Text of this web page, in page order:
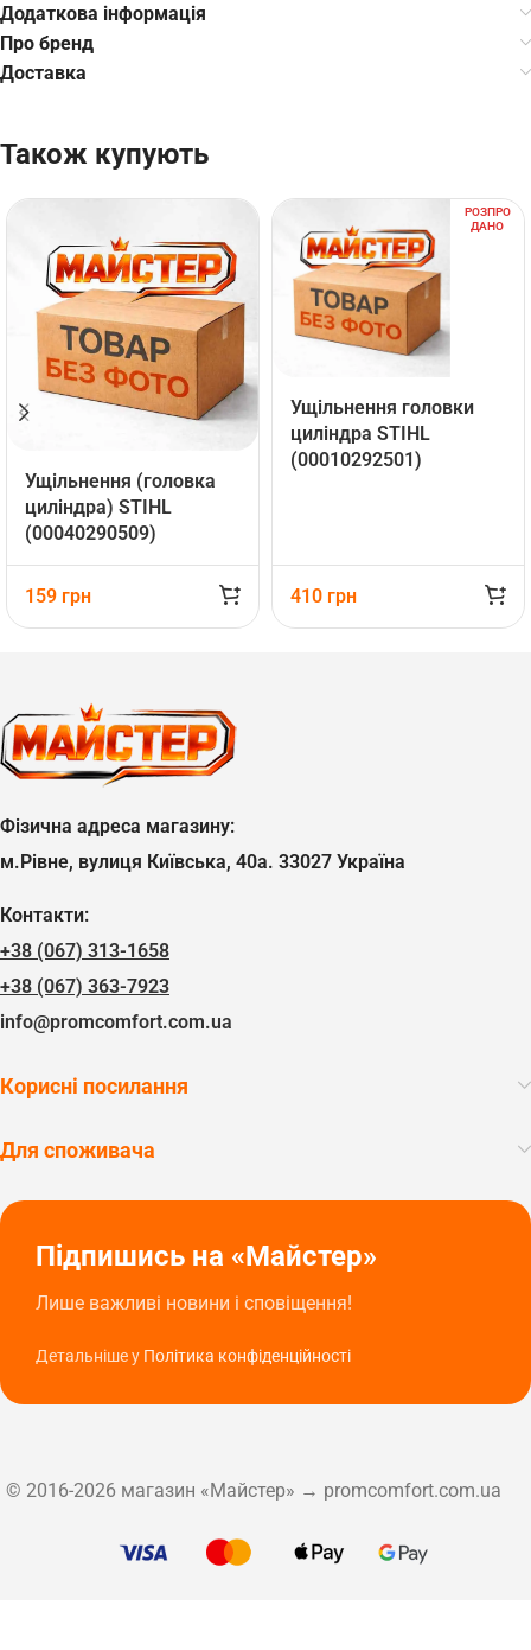
Додаткова інформація
Про бренд
Доставка
Також купують
Ущільнення (головка
циліндра) STIHL
(00040290509)
159 грн
РОЗПРО
ДАНО
Ущільнення головки
циліндра STIHL
(00010292501)
410 грн
Фізична адреса магазину:
м.Рівне, вулиця Київська, 40а. 33027 Україна
Контакти:
+38 (067) 313-1658
+38 (067) 363-7923
info@promcomfort.com.ua
Корисні посилання
Для споживача
Підпишись на «Майстер»
Лише важливі новини і сповіщення!
Детальніше у Політика конфіденційності
© 2016-2026 магазин «Майстер» → promcomfort.com.ua